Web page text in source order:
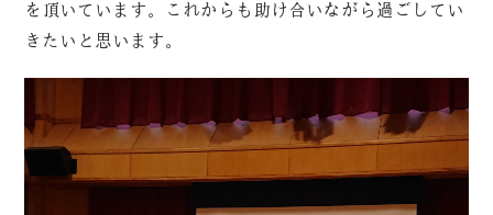
を頂いています。これからも助け合いながら過ごしてい
きたいと思います。